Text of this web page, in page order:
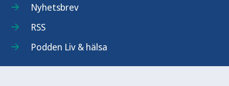
Nyhetsbrev
RSS
Podden Liv & hälsa